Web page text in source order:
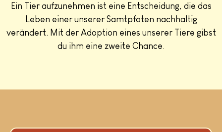
Ein Tier aufzunehmen ist eine Entscheidung, die das
Leben einer unserer Samtpfoten nachhaltig
verändert. Mit der Adoption eines unserer Tiere gibst
du ihm eine zweite Chance.